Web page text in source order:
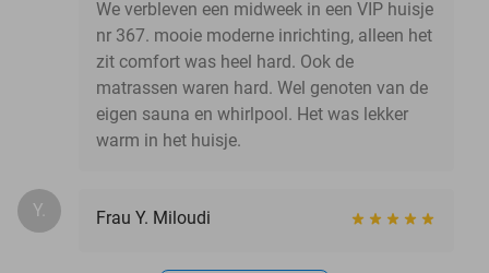
We verbleven een midweek in een VIP huisje
nr 367. mooie moderne inrichting, alleen het
zit comfort was heel hard. Ook de
matrassen waren hard. Wel genoten van de
eigen sauna en whirlpool. Het was lekker
warm in het huisje.
Y. Frau Y. Miloudi